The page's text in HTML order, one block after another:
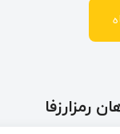
رمزارزفا